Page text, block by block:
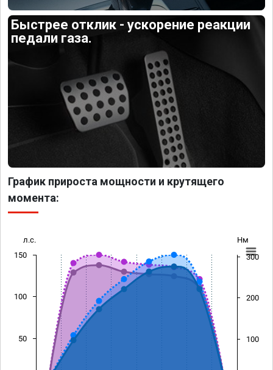
Быстрее отклик - ускорение реакции
педали газа.
График прироста мощности и крутящего
момента:
л.с. Нм
50
100
150
100
200
300